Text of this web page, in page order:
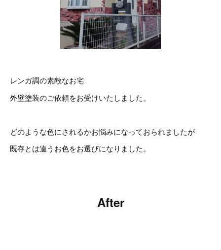
レンガ調の素敵なお宅
外壁塗装のご依頼をお受けいたしました。
どのような色にされるかお悩みになっておられましたが
既存とは違うお色をお選びになりました。
After